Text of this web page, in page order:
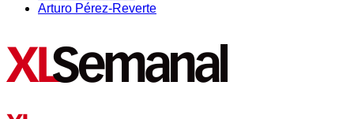
Arturo Pérez-Reverte